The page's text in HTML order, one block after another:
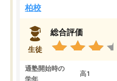
柏校
生徒
総合評価
通塾開始時の
学年
高1